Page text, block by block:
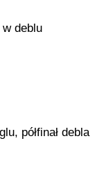
deblu
półfinał debla